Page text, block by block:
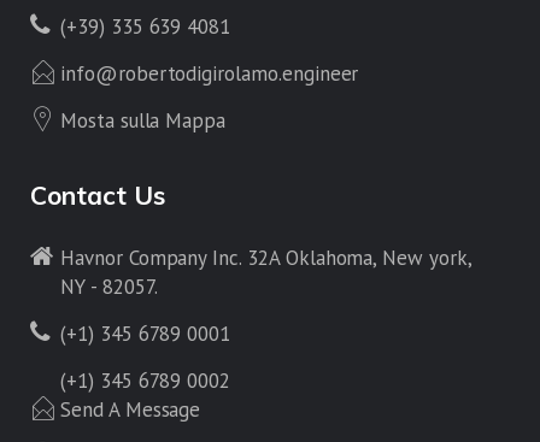
(+39) 335 639 4081
info@robertodigirolamo.engineer
Mosta sulla Mappa
Contact Us
Havnor Company Inc. 32A Oklahoma, New york,
NY - 82057.
(+1) 345 6789 0001
(+1) 345 6789 0002
Send A Message